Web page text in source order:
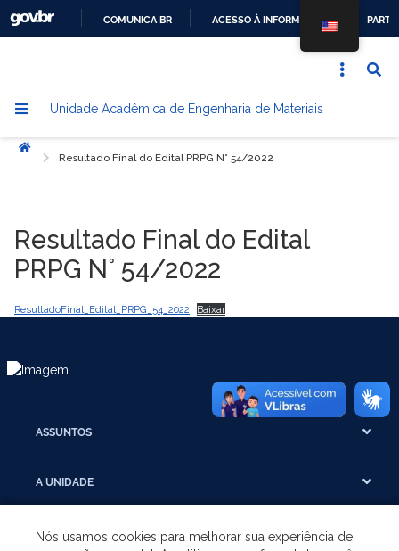
CONTEÚDO
COMUNICA BR ACESSO À INFORMAÇÃO
Unidade Acadêmica de Engenharia de Materiais
Início
Resultado Final do Edital PRPG N° 54/2022
Resultado Final do Edital
PRPG N° 54/2022
ResultadoFinal_Edital_PRPG_54_2022 Baixar
ASSUNTOS
A UNIDADE
GRADUAÇÃO
Nós usamos cookies para melhorar sua experiência de